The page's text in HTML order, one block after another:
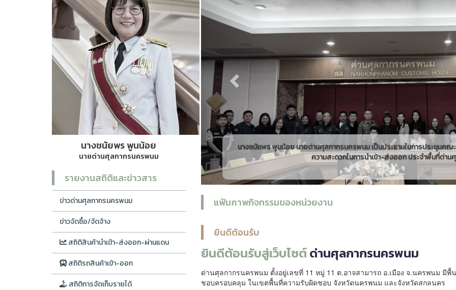
นางชนัยพร พูนน้อย
นายด่านศุลกากรนครพนม
รายงานสถิติและข่าวสาร
ข่าวด่านศุลกากรนครพนม
ข่าวจัดซื้อ/จัดจ้าง
สถิติสินค้านำเข้า-ส่งออก-ผ่านแดน
สถิติรถสินค้าเข้า-ออก
สถิติการจัดเก็บรายได้
นางชนัยพร พูนน้อย นายด่านศุลกากรนครพนม เป็นประธานในการประชุมคณะทำงานร่วมภาครัฐและภาคเอกชนเพื่ออำนวย
ความสะดวกในการนำเข้า-ส่งออก ประจำพื้นที่ด่านศุลกากรนครพนม...
แฟ้มภาพกิจกรรมของหน่วยงาน
ยินดีต้อนรับ
ยินดีต้อนรับสู่เว็บไซต์ด่านศุลกากรนครพนม
ด่านศุลกากรนครพนม ตั้งอยู่เลขที่ 11 หมู่ 11 ต.อาจสามารถ อ.เมือง จ.นครพนม มีพื้
ชอบครอบคลุม ในเขตพื้นที่ความรับผิดชอบ จังหวัดนครพนม และจังหวัดสกลนคร